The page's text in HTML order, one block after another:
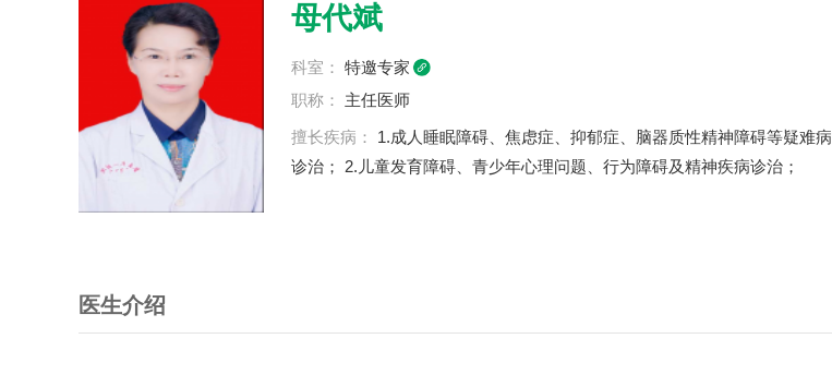
母代斌
科室： 特邀专家
职称：
主任医师
擅长疾病：
1.成人睡眠障碍、焦虑症、抑郁症、脑器质性精神障碍等疑难病
诊治； 2.儿童发育障碍、青少年心理问题、行为障碍及精神疾病诊治；
医生介绍